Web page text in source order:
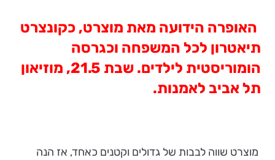
האופרה הידועה מאת מוצרט, כקונצרט
תיאטרון לכל המשפחה וכגרסה
הומוריסטית לילדים. שבת 21.5, מוזיאון
תל אביב לאמנות.
מוצרט שווה לבבות של גדולים וקטנים כאחד, אז הנה